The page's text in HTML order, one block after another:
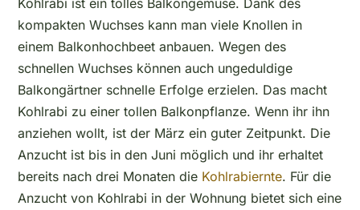
kompakten Wuchses kann man viele Knollen in
einem Balkonhochbeet anbauen. Wegen des
schnellen Wuchses können auch ungeduldige
Balkongärtner schnelle Erfolge erzielen. Das macht
Kohlrabi zu einer tollen Balkonpflanze. Wenn ihr ihn
anziehen wollt, ist der März ein guter Zeitpunkt. Die
Anzucht ist bis in den Juni möglich und ihr erhaltet
bereits nach drei Monaten die Kohlrabiernte. Für die
Anzucht von Kohlrabi in der Wohnung bietet sich eine